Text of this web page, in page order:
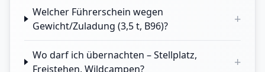
Welcher Führerschein wegen
Gewicht/Zuladung (3,5 t, B96)?
+
Wo darf ich übernachten – Stellplatz,
Freistehen, Wildcampen?
+